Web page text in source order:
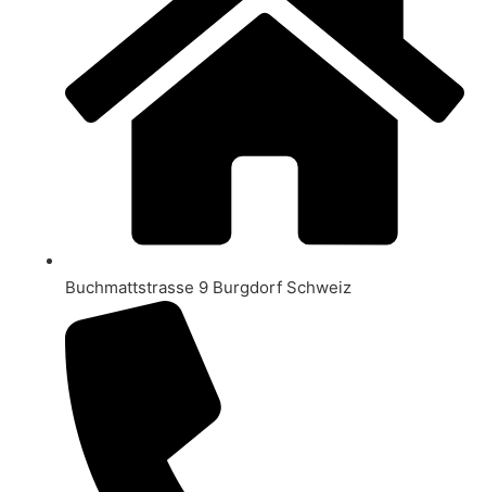
Buchmattstrasse 9 Burgdorf Schweiz